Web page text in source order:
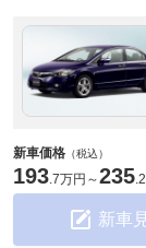
新車価格 （税込）
193.7万円 ～235.
新車